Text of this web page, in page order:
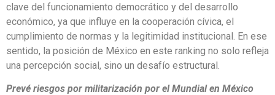
clave del funcionamiento democrático y del desarrollo
económico, ya que influye en la cooperación cívica, el
cumplimiento de normas y la legitimidad institucional. En ese
sentido, la posición de México en este ranking no solo refleja
una percepción social, sino un desafío estructural.
Prevé riesgos por militarización por el Mundial en México